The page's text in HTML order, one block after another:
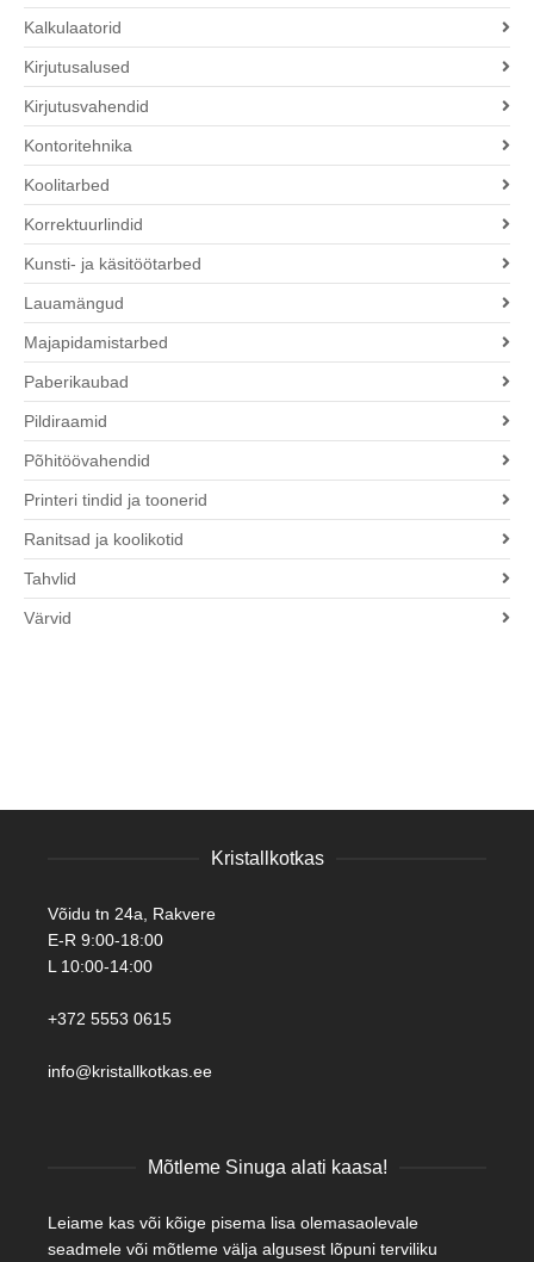
Kalkulaatorid
Kirjutusalused
Kirjutusvahendid
Kontoritehnika
Koolitarbed
Korrektuurlindid
Kunsti- ja käsitöötarbed
Lauamängud
Majapidamistarbed
Paberikaubad
Pildiraamid
Põhitöövahendid
Printeri tindid ja toonerid
Ranitsad ja koolikotid
Tahvlid
Värvid
Kristallkotkas
Võidu tn 24a, Rakvere
E-R 9:00-18:00
L 10:00-14:00
+372 5553 0615
info@kristallkotkas.ee
Mõtleme Sinuga alati kaasa!
Leiame kas või kõige pisema lisa olemasaolevale
seadmele või mõtleme välja algusest lõpuni terviliku